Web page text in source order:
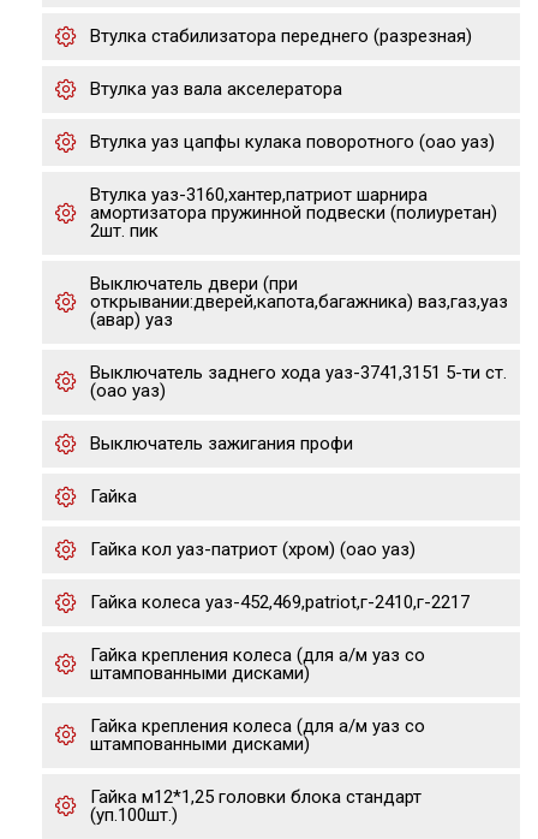
Втулка стабилизатора переднего (разрезная)
Втулка уаз вала акселератора
Втулка уаз цапфы кулака поворотного (оао уаз)
Втулка уаз-3160,хантер,патриот шарнира
амортизатора пружинной подвески (полиуретан)
2шт. пик
Выключатель двери (при
открывании:дверей,капота,багажника) ваз,газ,уаз
(авар) уаз
Выключатель заднего хода уаз-3741,3151 5-ти ст.
(оао уаз)
Выключатель зажигания профи
Гайка
Гайка кол уаз-патриот (хром) (оао уаз)
Гайка колеса уаз-452,469,patriot,г-2410,г-2217
Гайка крепления колеса (для а/м уаз со
штампованными дисками)
Гайка крепления колеса (для а/м уаз со
штампованными дисками)
Гайка м12*1,25 головки блока стандарт
(уп.100шт.)